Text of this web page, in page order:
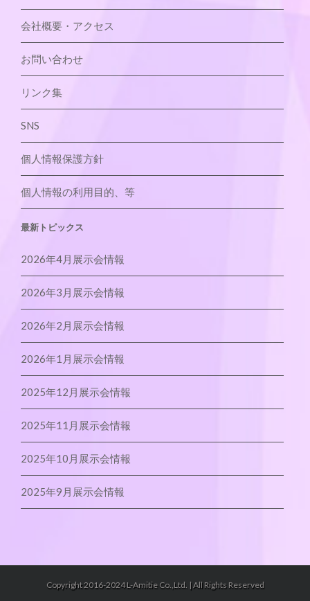
会社概要・アクセス
お問い合わせ
リンク集
SNS
個人情報保護方針
個人情報の利用目的、等
最新トピックス
2026年4月展示会情報
2026年3月展示会情報
2026年2月展示会情報
2026年1月展示会情報
2025年12月展示会情報
2025年11月展示会情報
2025年10月展示会情報
2025年9月展示会情報
Copyright 2016-2024 L-Amitie Co.,Ltd. | All Rights Reserved